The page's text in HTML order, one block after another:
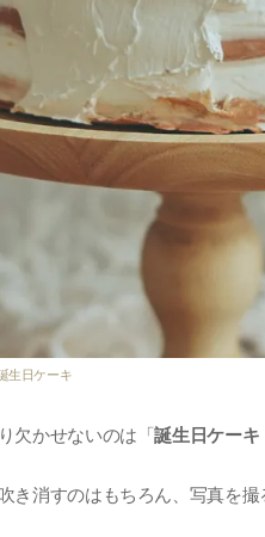
生日ケーキ
欠かせないのは「誕生日ケーキ
き消すのはもちろん、写真を